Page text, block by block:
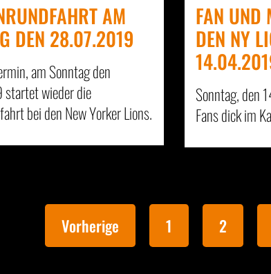
AM
DEN 28.07.2019
am Sonntag den
wieder die
bei den New Yorker Lions.
FAN UND
DEN NY
Sonntag, den
Fans dick im
Vorherige 1 2